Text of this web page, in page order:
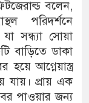
বলেন,
পরিদর্শনে
সন্ধ্যা সোয়া
বাড়িতে ডাকা
আগ্নেয়াস্ত্র
যায়। প্রায় এক
পাওয়ার জন্য